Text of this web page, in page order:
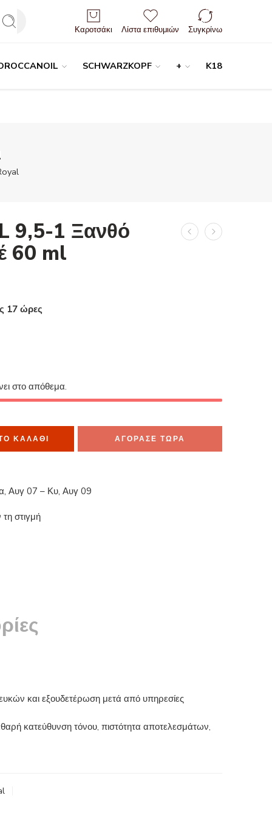
Είσοδος / Εγγραφή
Καροτσάκι Λίστα επιθυμιών Συγκρίνω
SCHWARZKOPF + K18
9,5-1 Ξανθό
60 ml
17 ώρες
στο απόθεμα.
ΚΑΛΆΘΙ ΑΓΟΡΑΣΕ ΤΩΡΑ
Αυγ 07 – Κυ, Αυγ 09
στιγμή
και εξουδετέρωση μετά από υπηρεσίες
κατεύθυνση τόνου, πιστότητα αποτελεσμάτων,